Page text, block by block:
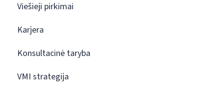
Viešieji pirkimai
Karjera
Konsultacinė taryba
VMI strategija